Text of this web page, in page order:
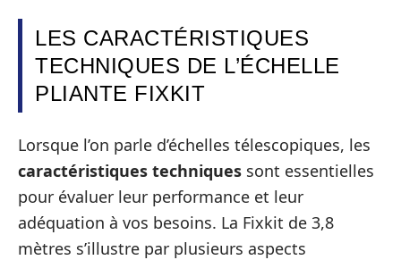
LES CARACTÉRISTIQUES
TECHNIQUES DE L’ÉCHELLE
PLIANTE FIXKIT
Lorsque l’on parle d’échelles télescopiques, les
caractéristiques techniques sont essentielles
pour évaluer leur performance et leur
adéquation à vos besoins. La Fixkit de 3,8
mètres s’illustre par plusieurs aspects